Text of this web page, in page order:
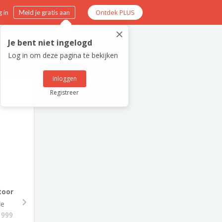
in Meld je gratis aan Ontdek PLUS
×
Je bent niet ingelogd
Log in om deze pagina te bekijken
Inloggen
Registreer